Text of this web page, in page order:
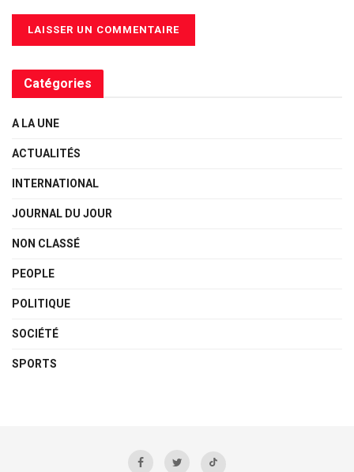
Catégories
A LA UNE
ACTUALITÉS
INTERNATIONAL
JOURNAL DU JOUR
NON CLASSÉ
PEOPLE
POLITIQUE
SOCIÉTÉ
SPORTS